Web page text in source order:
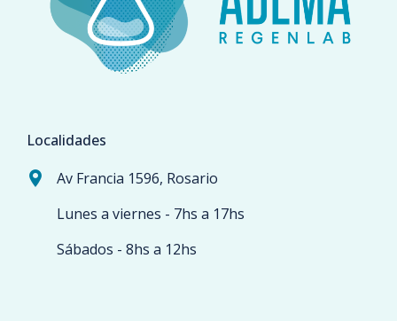
Localidades
Av Francia 1596, Rosario
Lunes a viernes - 7hs a 17hs
Sábados - 8hs a 12hs